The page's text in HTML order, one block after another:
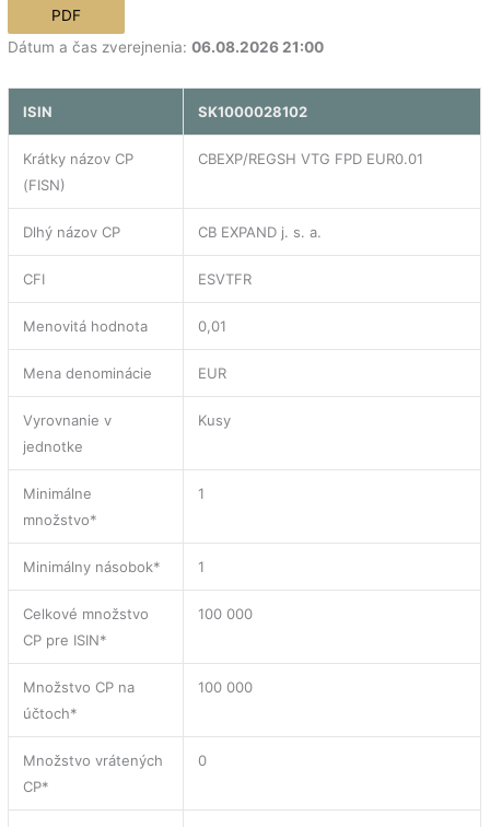
Dátum a čas zverejnenia:06.08.2026 21:00
ISIN SK1000028102
Krátky názov CP
(FISN)
CBEXP/REGSH VTG FPD EUR0.01
Dlhý názov CP CB EXPAND j. s. a.
CFI ESVTFR
Menovitá hodnota 0,01
Mena denominácie EUR
Vyrovnanie v
jednotke
Kusy
Minimálne
množstvo*
1
Minimálny násobok* 1
Celkové množstvo
CP pre ISIN*
100 000
Množstvo CP na
účtoch*
100 000
Množstvo vrátených
CP*
0